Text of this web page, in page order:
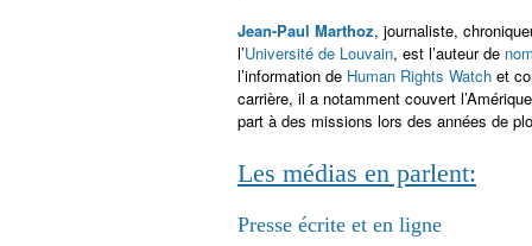
Jean-Paul Marthoz, journaliste,
l’Université de Louvain, est l’auteur de
l’information de Human Rights Watch et
carrière, il a notamment couvert
part à des missions lors des années de
Les médias en parlent:
Presse écrite et en ligne